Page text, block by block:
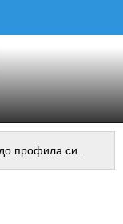
профила си.